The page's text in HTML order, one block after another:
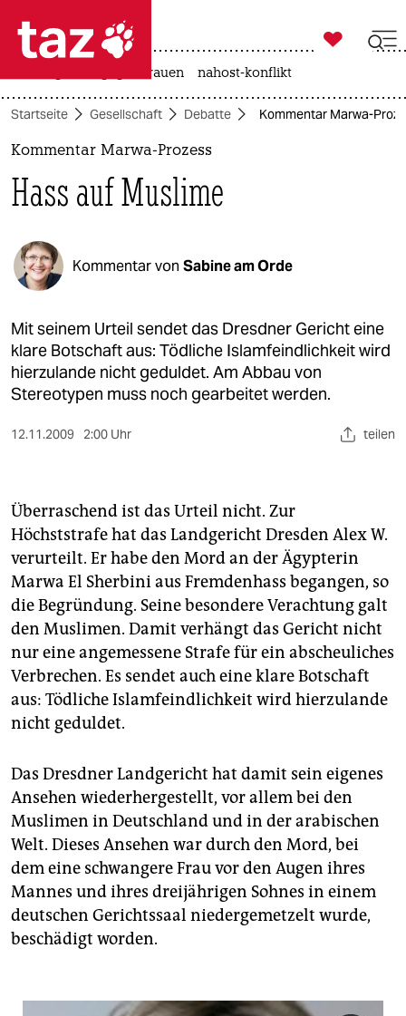
 taz zahl ich
taz zahl ich
politik
öko
gesellschaft
kultur
sport
verlag
verlag
veranstaltungen
shop
fragen & hilfe
unterstützen
genossenschaft
epaper login

taz zahl ich
gewalt gegen frauen nahost-konflikt
Startseite Gesellschaft Debatte Kommentar Marwa-
Kommentar Marwa-Prozess
Hass auf Muslime
Kommentar von Sabine am Orde
Mit seinem Urteil sendet das Dresdner Gericht eine
klare Botschaft aus: Tödliche Islamfeindlichkeit wird
hierzulande nicht geduldet. Am Abbau von
Stereotypen muss noch gearbeitet werden.
12.11.2009 2:00 Uhr teilen
Überraschend ist das Urteil nicht. Zur
Höchststrafe hat das Landgericht Dresden Alex W.
verurteilt. Er habe den Mord an der Ägypterin
Marwa El Sherbini aus Fremdenhass begangen, so
die Begründung. Seine besondere Verachtung galt
den Muslimen. Damit verhängt das Gericht nicht
nur eine angemessene Strafe für ein abscheuliches
Verbrechen. Es sendet auch eine klare Botschaft
aus: Tödliche Islamfeindlichkeit wird hierzulande
nicht geduldet.
Das Dresdner Landgericht hat damit sein eigenes
Ansehen wiederhergestellt, vor allem bei den
Muslimen in Deutschland und in der arabischen
Welt. Dieses Ansehen war durch den Mord, bei
dem eine schwangere Frau vor den Augen ihres
Mannes und ihres dreijährigen Sohnes in einem
deutschen Gerichtssaal niedergemetzelt wurde,
beschädigt worden.